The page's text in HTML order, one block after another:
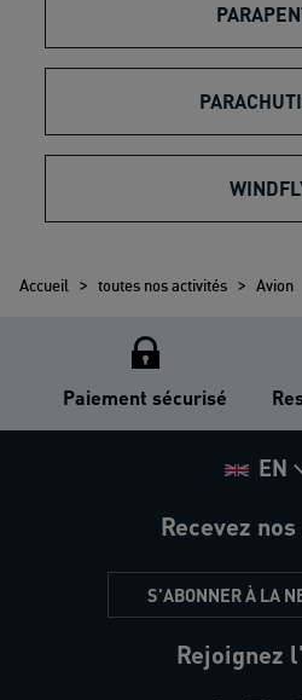
Accueil > toutes nos activités > Avion
Paiement sécurisé
EN
Recevez
S'ABONNER À LA
Rejoignez